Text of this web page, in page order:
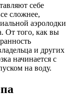
себе
сложнее,
аэролодки
От того, как вы
и других
начинается с
на воду.